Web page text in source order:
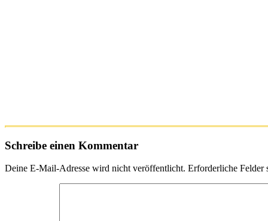
Schreibe einen Kommentar
Deine E-Mail-Adresse wird nicht veröffentlicht. Erforderliche Felder